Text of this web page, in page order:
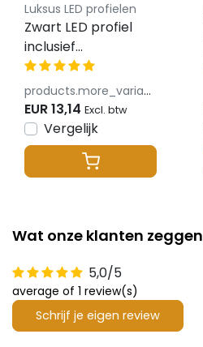
Luksus LED profielen
Zwart LED profiel
inclusief
klikafdekking 20 x
8,84mm -
304ZWART
products.more_variants_available
EUR 13,14 Excl. btw
Vergelijk
Wat onze klanten zeggen
5,0/5
average of 1 review(s)
Schrijf je eigen review